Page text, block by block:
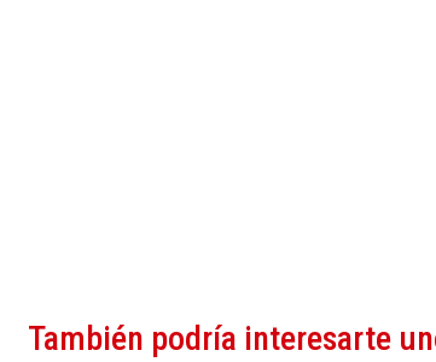
También podría interesarte